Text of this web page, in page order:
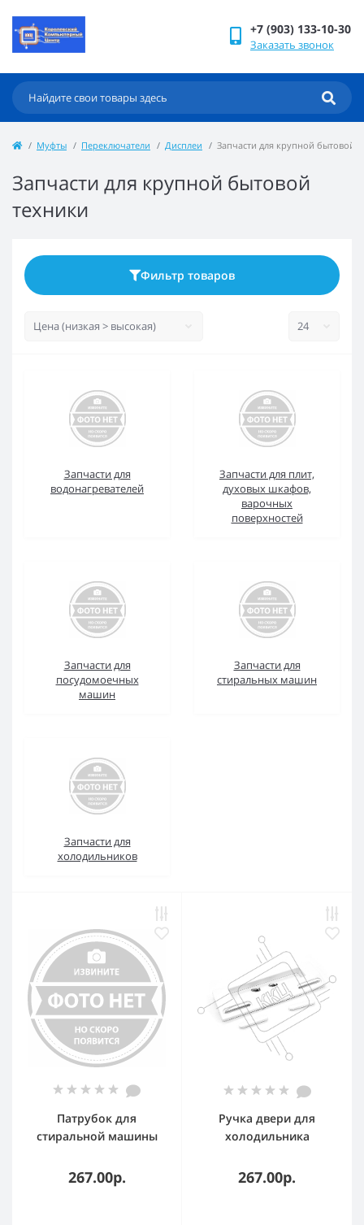
+7 (903) 133-10-30
Заказать звонок
Муфты Переключатели Дисплеи Запчасти для крупной бытовой
Запчасти для крупной бытовой
техники
Фильтр товаров
Запчасти для
водонагревателей
Запчасти для плит,
духовых шкафов,
варочных
поверхностей
Запчасти для
посудомоечных
машин
Запчасти для
стиральных машин
Запчасти для
холодильников
Патрубок для
стиральной машины
SU3100 DС62-10305A
большой
267.00р.
Ручка двери для
холодильника
267.00р.